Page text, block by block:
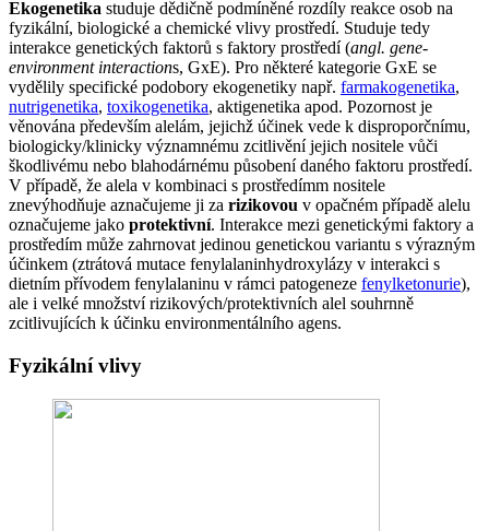
Ekogenetika studuje dědičně podmíněné rozdíly reakce osob na
fyzikální, biologické a chemické vlivy prostředí. Studuje tedy
interakce genetických faktorů s faktory prostředí (angl. gene-
environment interactions, GxE). Pro některé kategorie GxE se
vydělily specifické podobory ekogenetiky např. farmakogenetika,
nutrigenetika, toxikogenetika, aktigenetika apod. Pozornost je
věnována především alelám, jejichž účinek vede k disproporčnímu,
biologicky/klinicky významnému zcitlivění jejich nositele vůči
škodlivému nebo blahodárnému působení daného faktoru prostředí.
V případě, že alela v kombinaci s prostředímm nositele
znevýhodňuje aznačujeme ji za rizikovou v opačném případě alelu
označujeme jako protektivní. Interakce mezi genetickými faktory a
prostředím může zahrnovat jedinou genetickou variantu s výrazným
účinkem (ztrátová mutace fenylalaninhydroxylázy v interakci s
dietním přívodem fenylalaninu v rámci patogeneze fenylketonurie),
ale i velké množství rizikových/protektivních alel souhrnně
zcitlivujících k účinku environmentálního agens.
Fyzikální vlivy